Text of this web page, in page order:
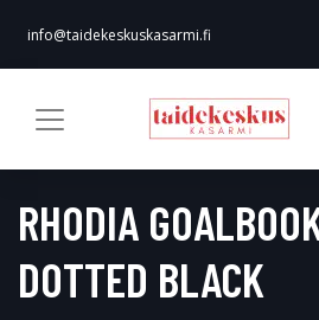
info@taidekeskuskasarmi.fi
RHODIA
DOTTED BLACK